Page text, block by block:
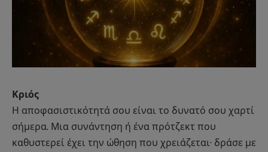
Κριός
Η αποφασιστικότητά σου είναι το δυνατό σου χαρτί
σήμερα. Μια συνάντηση ή ένα πρότζεκτ που
καθυστερεί έχει την ώθηση που χρειάζεται· δράσε με